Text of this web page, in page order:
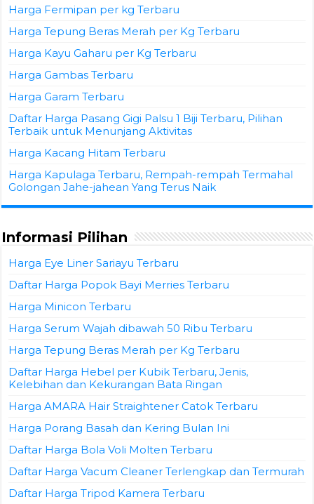
Harga Fermipan per kg Terbaru
Harga Tepung Beras Merah per Kg Terbaru
Harga Kayu Gaharu per Kg Terbaru
Harga Gambas Terbaru
Harga Garam Terbaru
Daftar Harga Pasang Gigi Palsu 1 Biji Terbaru, Pilihan
Terbaik untuk Menunjang Aktivitas
Harga Kacang Hitam Terbaru
Harga Kapulaga Terbaru, Rempah-rempah Termahal
Golongan Jahe-jahean Yang Terus Naik
Informasi Pilihan
Harga Eye Liner Sariayu Terbaru
Daftar Harga Popok Bayi Merries Terbaru
Harga Minicon Terbaru
Harga Serum Wajah dibawah 50 Ribu Terbaru
Harga Tepung Beras Merah per Kg Terbaru
Daftar Harga Hebel per Kubik Terbaru, Jenis,
Kelebihan dan Kekurangan Bata Ringan
Harga AMARA Hair Straightener Catok Terbaru
Harga Porang Basah dan Kering Bulan Ini
Daftar Harga Bola Voli Molten Terbaru
Daftar Harga Vacum Cleaner Terlengkap dan Termurah
Daftar Harga Tripod Kamera Terbaru